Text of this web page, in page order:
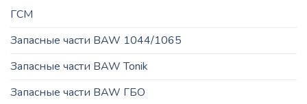
ГСМ
Запасные части BAW 1044/1065
Запасные части BAW Tonik
Запасные части BAW ГБО